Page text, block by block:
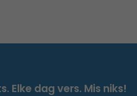
Elke dag vers. Mis niks!